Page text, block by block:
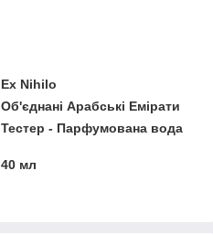
Ex Nihilo
Об'єднані Арабські Емірати
Тестер - Парфумована вода
40 мл